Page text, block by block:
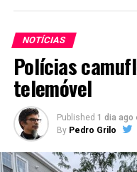
NOTÍCIAS
Polícias
telemóvel
Published 1 dia ago
By Pedro Grilo